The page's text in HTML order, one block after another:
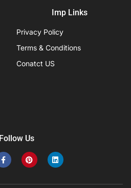
Imp Links
Privacy Policy
Terms & Conditions
Conatct US
Follow Us
F
a
c
b
P
i
n
e
L
i
n
e